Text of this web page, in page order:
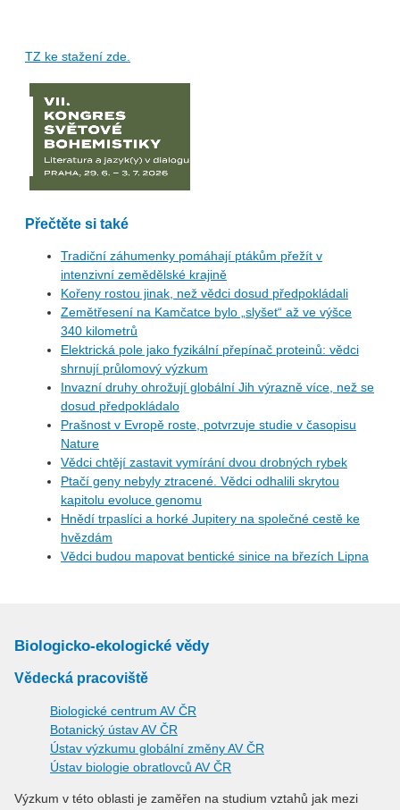
TZ ke stažení zde.
Přečtěte si také
Tradiční záhumenky pomáhají ptákům přežít v
intenzivní zemědělské krajině
Kořeny rostou jinak, než vědci dosud předpokládali
Zemětřesení na Kamčatce bylo „slyšet“ až ve výšce
340 kilometrů
Elektrická pole jako fyzikální přepínač proteinů: vědci
shrnují průlomový výzkum
Invazní druhy ohrožují globální Jih výrazně více, než se
dosud předpokládalo
Prašnost v Evropě roste, potvrzuje studie v časopisu
Nature
Vědci chtějí zastavit vymírání dvou drobných rybek
Ptačí geny nebyly ztracené. Vědci odhalili skrytou
kapitolu evoluce genomu
Hnědí trpaslíci a horké Jupitery na společné cestě ke
hvězdám
Vědci budou mapovat bentické sinice na březích Lipna
Biologicko-ekologické vědy
Vědecká pracoviště
Biologické centrum AV ČR
Botanický ústav AV ČR
Ústav výzkumu globální změny AV ČR
Ústav biologie obratlovců AV ČR
Výzkum v této oblasti je zaměřen na studium vztahů jak mezi